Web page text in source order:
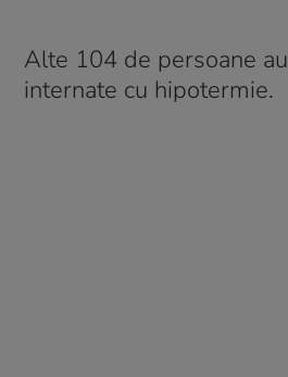
Alte 104 de persoane
internate cu hipotermie.